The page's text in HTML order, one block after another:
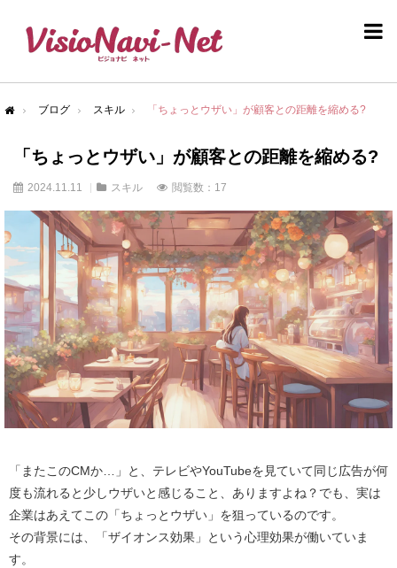
ブログ スキル 「ちょっとウザい」が顧客との距離を縮める?
「ちょっとウザい」が顧客との距離を縮める?
2024.11.11 スキル 閲覧数：17
「またこのCMか…」と、テレビやYouTubeを見ていて同じ広告が何
度も流れると少しウザいと感じること、ありますよね？でも、実は
企業はあえてこの「ちょっとウザい」を狙っているのです。
その背景には、「ザイオンス効果」という心理効果が働いていま
す。